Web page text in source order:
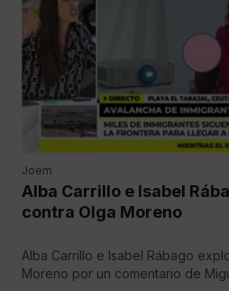
Joem
Alba Carrillo e Isabel
contra Olga Moreno
Alba Carrillo e Isabel Rábago
Moreno por un comentario de